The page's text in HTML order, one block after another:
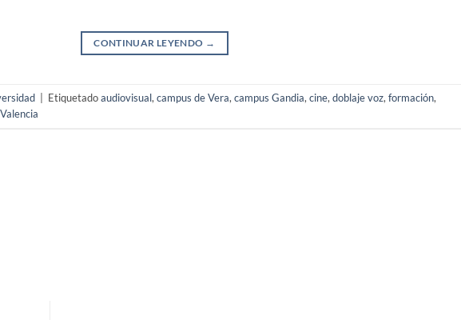
CONTINUAR LEYENDO →
Etiquetadoaudiovisual, campus de Vera, campus Gandia, cine, doblaje voz, formación,
Valencia